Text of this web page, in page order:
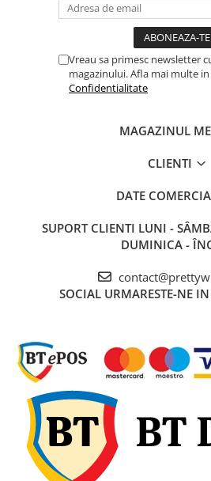
Vreau sa primesc newsletter
magazinului. Afla mai multe in
Confidentialitate
MAGAZINUL
CLIENTI
DATE
SUPORT CLIENTI LUNI -
DUMINICA -
SOCIAL URMARESTE-NE